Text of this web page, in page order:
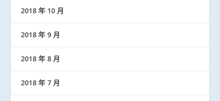
2018 年 10 月
2018 年 9 月
2018 年 8 月
2018 年 7 月